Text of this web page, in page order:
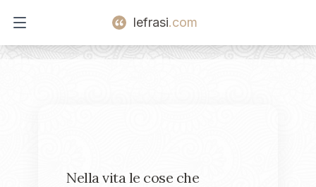
Open main menu
lefrasi.com
Nella vita le cose che